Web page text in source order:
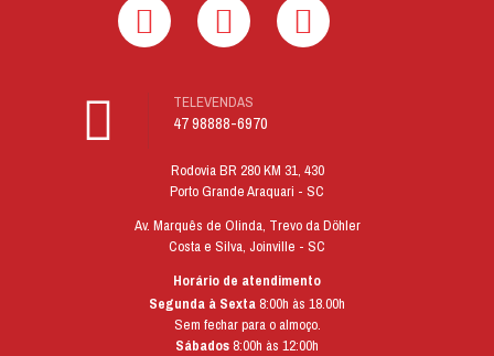
do
produto
47 98888-6970
TELEVENDAS
Rodovia BR 280 KM 31, 430
Porto Grande Araquari - SC
Av. Marquês de Olinda, Trevo da Döhler
Costa e Silva, Joinville - SC
Horário de atendimento
Segunda à Sexta8:00h às 18.00h
Sem fechar para o almoço.
Sábados8:00h às 12:00h